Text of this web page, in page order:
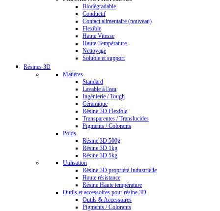
Biodégradable
Conductif
Contact alimentaire (nouveau)
Flexible
Haute Vitesse
Haute-Température
Nettoyage
Soluble et support
Résines 3D
Matières
Standard
Lavable à l'eau
Ingénierie / Tough
Céramique
Résine 3D Flexible
Transparentes / Translucides
Pigments / Colorants
Poids
Résine 3D 500g
Résine 3D 1kg
Résine 3D 5kg
Utilisation
Résine 3D propriété Industrielle
Haute résistance
Résine Haute température
Outils et accessoires pour résine 3D
Outils & Accessoires
Pigments / Colorants